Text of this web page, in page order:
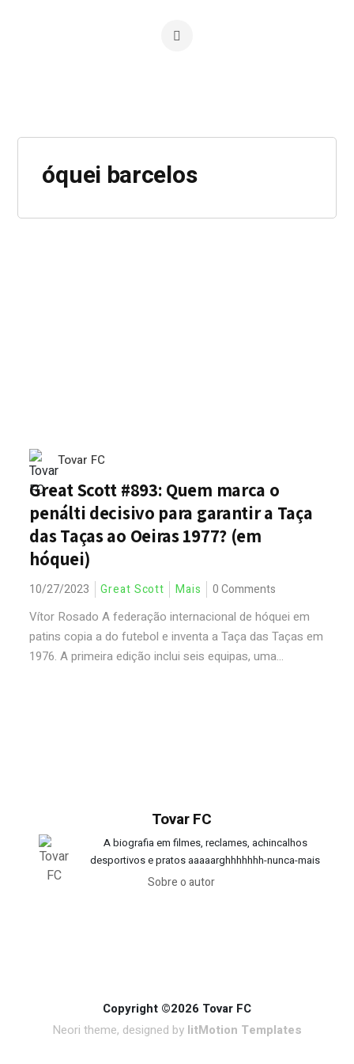
óquei barcelos
Tovar FC
Great Scott #893: Quem marca o
penálti decisivo para garantir a Taça
das Taças ao Oeiras 1977? (em
hóquei)
10/27/2023 Great Scott Mais 0 Comments
Vítor Rosado A federação internacional de hóquei em
patins copia a do futebol e inventa a Taça das Taças em
1976. A primeira edição inclui seis equipas, uma...
Tovar FC
A biografia em filmes, reclames, achincalhos
desportivos e pratos aaaaarghhhhhhh-nunca-mais
Sobre o autor
Copyright ©2026 Tovar FC
Neori theme, designed by litMotion Templates